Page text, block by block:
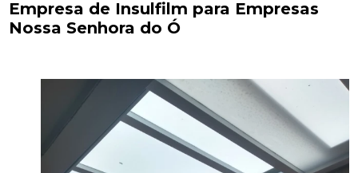
Empresa de Insulfilm para Empresas
Nossa Senhora do Ó